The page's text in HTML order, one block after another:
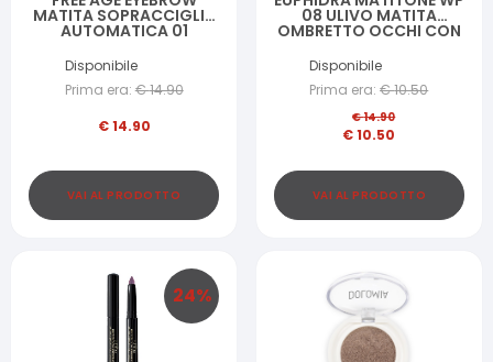
MATITA SOPRACCIGLIA
AUTOMATICA 01
Disponibile
Prima era: €14.90
€14.90
VAI AL PRODOTTO
08 ULIVO MATITA
OMBRETTO OCCHI CON
Disponibile
Prima era: €10.50
€14.90
€10.50
VAI AL PRODOTTO
24%